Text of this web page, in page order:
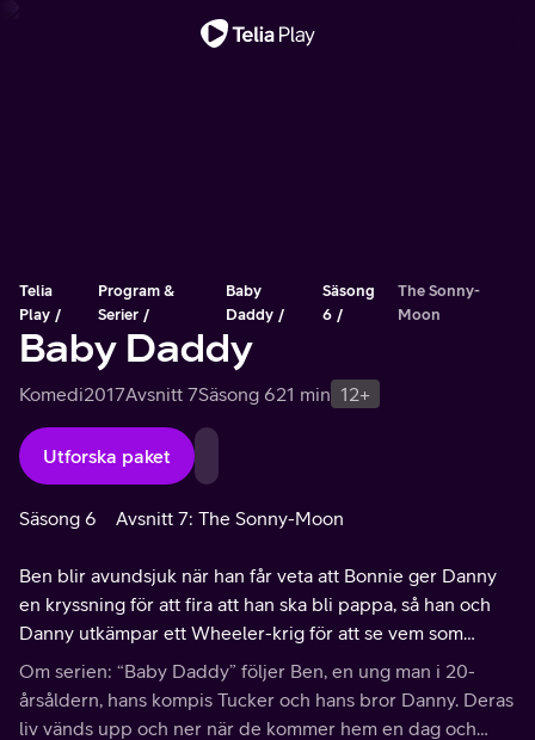
Telia
Play
Program &
Serier
Baby
Daddy
Säsong
6
The Sonny-
Moon
Baby Daddy
Komedi2017Avsnitt 7Säsong 621 min 12+
Utforska paket
Säsong 6 Avsnitt 7: The Sonny-Moon
Ben blir avundsjuk när han får veta att Bonnie ger Danny
en kryssning för att fira att han ska bli pappa, så han och
Danny utkämpar ett Wheeler-krig för att se vem som
förtjänar resan mest.
Om serien: “Baby Daddy” följer Ben, en ung man i 20-
årsåldern, hans kompis Tucker och hans bror Danny. Deras
liv vänds upp och ner när de kommer hem en dag och